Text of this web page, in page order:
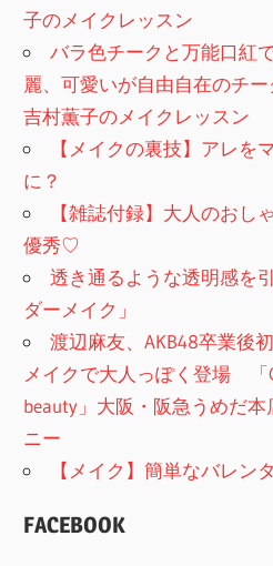
子のメイクレッスン
バラ色チークと万能口紅
麗、可愛いが自由自在のチ
吉村薫子のメイクレッスン
【メイクの裏技】アレを
に？
【雑誌付録】大人のおし
優秀♡
透き通るような透明感を
ダーメイク」
渡辺麻友、AKB48卒業後
メイクで大人っぽく登場 「
beauty」大阪・阪急うめだ
ニー
【メイク】簡単なバレン
FACEBOOK